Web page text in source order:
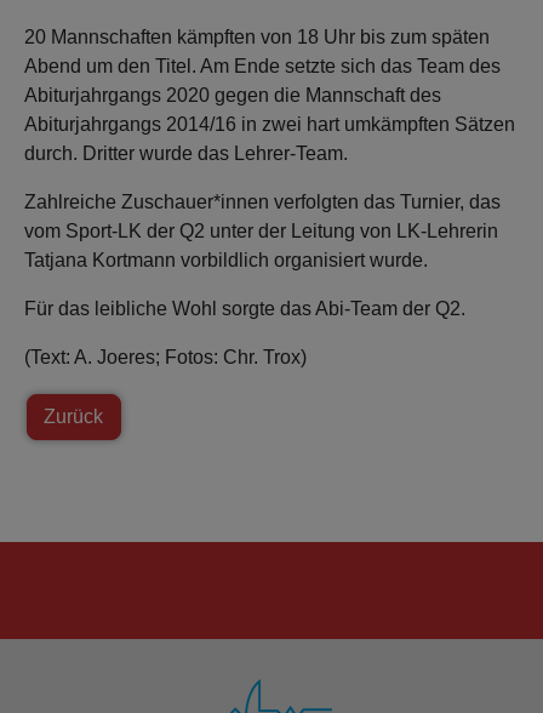
20 Mannschaften kämpften von 18 Uhr bis zum späten
Abend um den Titel. Am Ende setzte sich das Team des
Abiturjahrgangs 2020 gegen die Mannschaft des
Abiturjahrgangs 2014/16 in zwei hart umkämpften Sätzen
durch. Dritter wurde das Lehrer-Team.
Zahlreiche Zuschauer*innen verfolgten das Turnier, das
vom Sport-LK der Q2 unter der Leitung von LK-Lehrerin
Tatjana Kortmann vorbildlich organisiert wurde.
Für das leibliche Wohl sorgte das Abi-Team der Q2.
(Text: A. Joeres; Fotos: Chr. Trox)
Zurück